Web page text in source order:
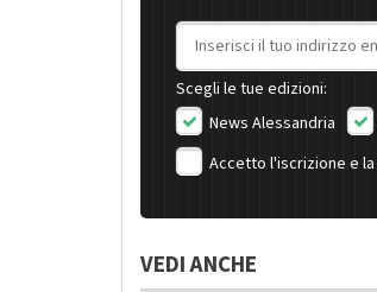
Indirizzo email
Scegli le tue edizioni:
News Alessandria
Accetto l'iscrizione e la
VEDI ANCHE